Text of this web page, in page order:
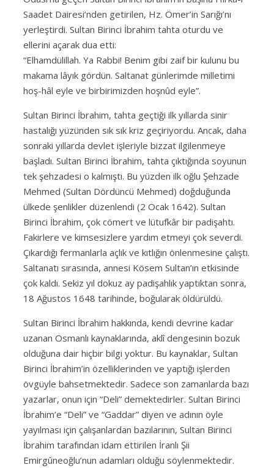
Saadet Dairesi’nden getirilen, Hz. Ömer’in Sarığı’nı
yerleştirdi. Sultan Birinci İbrahim tahta oturdu ve
ellerini açarak dua etti:
“Elhamdülillah. Ya Rabbi! Benim gibi zaif bir kulunu bu
makama lâyık gördün. Saltanat günlerimde milletimi
hoş-hâl eyle ve birbirimizden hoşnûd eyle”.
Sultan Birinci İbrahim, tahta geçtiği ilk yıllarda sinir
hastalığı yüzünden sık sık kriz geçiriyordu. Ancak, daha
sonraki yıllarda devlet işleriyle bizzat ilgilenmeye
başladı. Sultan Birinci İbrahim, tahta çıktığında soyunun
tek şehzadesi o kalmıştı. Bu yüzden ilk oğlu Şehzade
Mehmed (Sultan Dördüncü Mehmed) doğduğunda
ülkede şenlikler düzenlendi (2 Ocak 1642). Sultan
Birinci İbrahim, çok cömert ve lütufkâr bir padişahtı.
Fakirlere ve kimsesizlere yardım etmeyi çok severdi.
Çıkardığı fermanlarla açlık ve kıtlığın önlenmesine çalıştı.
Saltanatı sırasında, annesi Kösem Sultan’ın etkisinde
çok kaldı. Sekiz yıl dokuz ay padişahlık yaptıktan sonra,
18 Ağustos 1648 tarihinde, boğularak öldürüldü.
Sultan Birinci İbrahim hakkında, kendi devrine kadar
uzanan Osmanlı kaynaklarında, aklî dengesinin bozuk
olduğuna dair hiçbir bilgi yoktur. Bu kaynaklar, Sultan
Birinci İbrahim’in özelliklerinden ve yaptığı işlerden
övgüyle bahsetmektedir. Sadece son zamanlarda bazı
yazarlar, onun için “Deli” demektedirler. Sultan Birinci
İbrahim’e “Deli” ve “Gaddar” diyen ve adının öyle
yayılması için çalışanlardan bazılarının, Sultan Birinci
İbrahim tarafından idam ettirilen İranlı Şii
Emirgûneoğlu’nun adamları olduğu söylenmektedir.